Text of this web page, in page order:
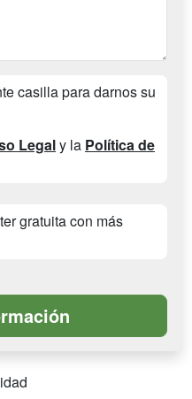
casilla para darnos su
Legaly la Política de
gratuita con más